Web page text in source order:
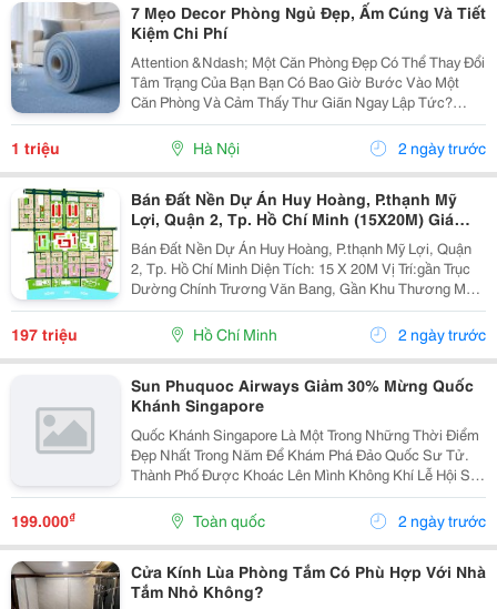
7 Mẹo Decor Phòng Ngủ Đẹp, Ấm Cúng Và Tiết
Kiệm Chi Phí
Attention &Ndash; Một Căn Phòng Đẹp Có Thể Thay Đổi
Tâm Trạng Của Bạn Bạn Có Bao Giờ Bước Vào Một
Căn Phòng Và Cảm Thấy Thư Giãn Ngay Lập Tức?
Không Phải Vì Căn Phòng Quá Rộng Hay Quá Đắt Tiền,
Mà Bởi Cách Bài Trí Hài Hòa, Ánh Sáng Dịu Nhẹ Và
Những...
1 triệu Hà Nội 2 ngày trước
Bán Đất Nền Dự Án Huy Hoàng, P.thạnh Mỹ
Lợi, Quận 2, Tp. Hồ Chí Minh (15X20M) Giá
197Tr/M2
Bán Đất Nền Dự Án Huy Hoàng, P.thạnh Mỹ Lợi, Quận
2, Tp. Hồ Chí Minh Diện Tích: 15 X 20M Vị Trí:gần Trục
Dường Chính Trương Văn Bang, Gần Khu Thương Mại,
Khu Hành Chính, Sông Sài Gòn Thoáng Mát, &Hellip;..
197 triệu Hồ Chí Minh 2 ngày trước
Sun Phuquoc Airways Giảm 30% Mừng Quốc
Khánh Singapore
Quốc Khánh Singapore Là Một Trong Những Thời Điểm
Đẹp Nhất Trong Năm Để Khám Phá Đảo Quốc Sư Tử.
Thành Phố Được Khoác Lên Mình Không Khí Lễ Hội Sôi
Động Với Hàng Loạt Sự Kiện Đặc Sắc, Những Màn
Trình Diễn Ánh Sáng Ấn Tượng Và Màn Pháo Hoa Rực
Rỡ Trên...
199.000₫ Toàn quốc 2 ngày trước
Cửa Kính Lùa Phòng Tắm Có Phù Hợp Với Nhà
Tắm Nhỏ Không?